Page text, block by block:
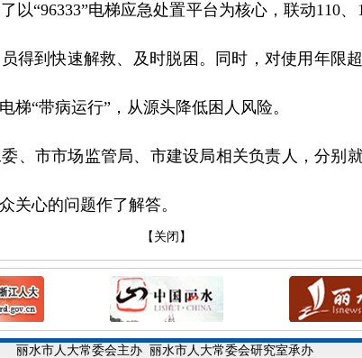
以“96333”电梯应急处置平台为核心，联动110
得到快速解救、及时脱困。同时，对使用年限
“带病运行”，从源头降低困人风险。
、市市场监管局、市建设局相关负责人，分别
关心的问题作了解答。
【关闭】
丽水市人大常委会主办 丽水市人大常委会研究室承办